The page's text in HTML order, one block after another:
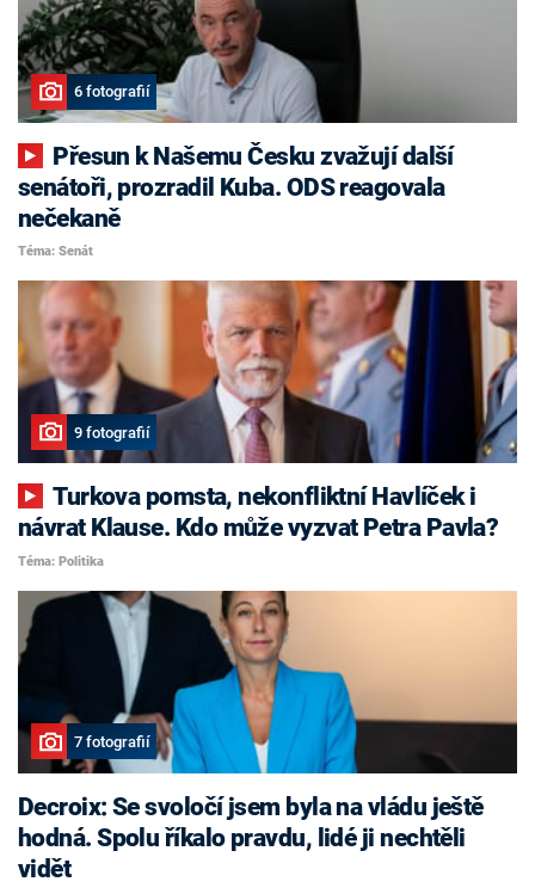
6 fotografií
senátoři, prozradil Kuba. ODS reagovala
nečekaně
Téma: Senát
9 fotografií
Turkova pomsta, nekonfliktní Havlíček i
návrat Klause. Kdo může vyzvat Petra Pavla?
Téma: Politika
7 fotografií
Decroix: Se svoločí jsem byla na vládu ještě
hodná. Spolu říkalo pravdu, lidé ji nechtěli
vidět